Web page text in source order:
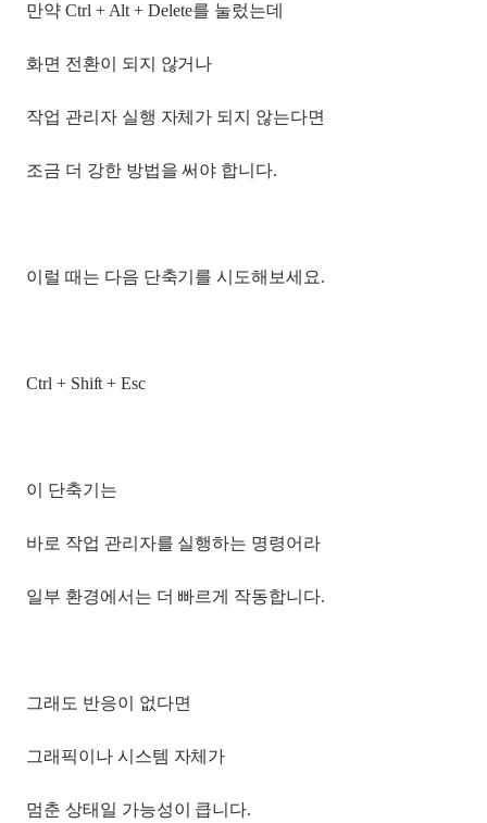
만약 Ctrl + Alt + Delete를 눌렀는데
화면 전환이 되지 않거나
작업 관리자 실행 자체가 되지 않는다면
조금 더 강한 방법을 써야 합니다.
이럴 때는 다음 단축기를 시도해보세요.
Ctrl + Shift + Esc
이 단축기는
바로 작업 관리자를 실행하는 명령어라
일부 환경에서는 더 빠르게 작동합니다.
그래도 반응이 없다면
그래픽이나 시스템 자체가
멈춘 상태일 가능성이 큽니다.